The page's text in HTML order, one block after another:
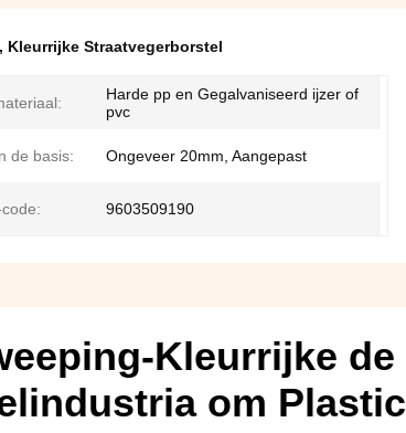
, Kleurrijke Straatvegerborstel
Harde pp en Gegalvaniseerd ijzer of
pvc
de basis: Ongeveer 20mm, Aangepast
9603509190
Kleurrijke de
om Plastic